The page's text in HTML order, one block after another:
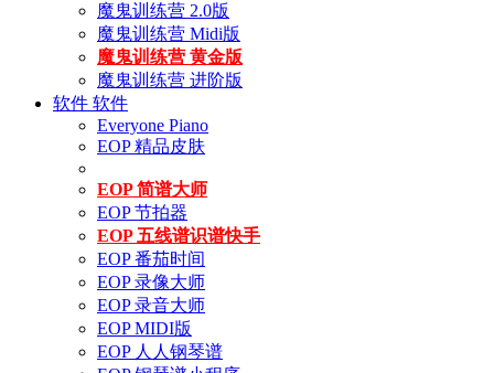
魔鬼训练营 2.0版
魔鬼训练营 Midi版
魔鬼训练营 黄金版
魔鬼训练营 进阶版
软件 软件
Everyone Piano
EOP 精品皮肤
EOP 简谱大师
EOP 节拍器
EOP 五线谱识谱快手
EOP 番茄时间
EOP 录像大师
EOP 录音大师
EOP MIDI版
EOP 人人钢琴谱